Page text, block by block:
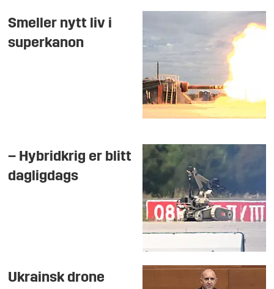
Smeller nytt liv i
superkanon
– Hybridkrig er blitt
dagligdags
Ukrainsk drone